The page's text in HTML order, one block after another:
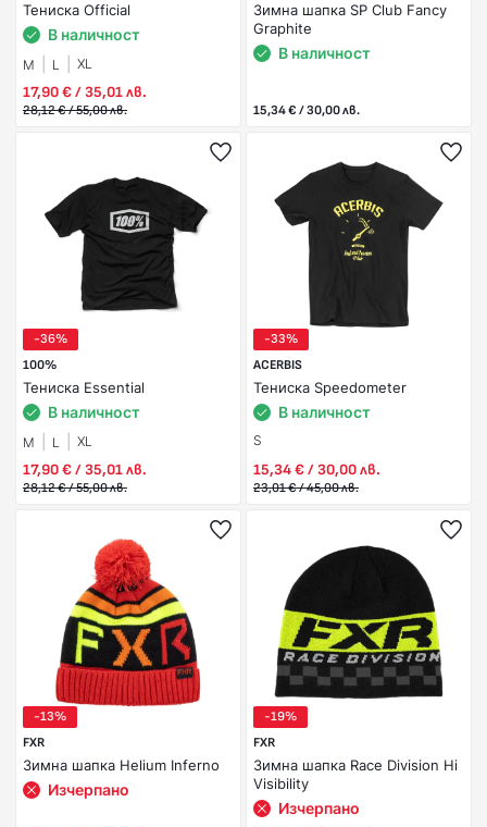
Тениска Official
В наличност
M L XL
17,90 € / 35,01 лв.
28,12 € / 55,00 лв.
Зимна шапка SP Club Fancy
Graphite
В наличност
15,34 € / 30,00 лв.
-36%
100%
Тениска Essential
В наличност
M L XL
17,90 € / 35,01 лв.
28,12 € / 55,00 лв.
-33%
ACERBIS
Тениска Speedometer
В наличност
S
15,34 € / 30,00 лв.
23,01 € / 45,00 лв.
-13%
FXR
Зимна шапка Helium Inferno
Изчерпано
-19%
FXR
Зимна шапка Race Division Hi
Visibility
Изчерпано